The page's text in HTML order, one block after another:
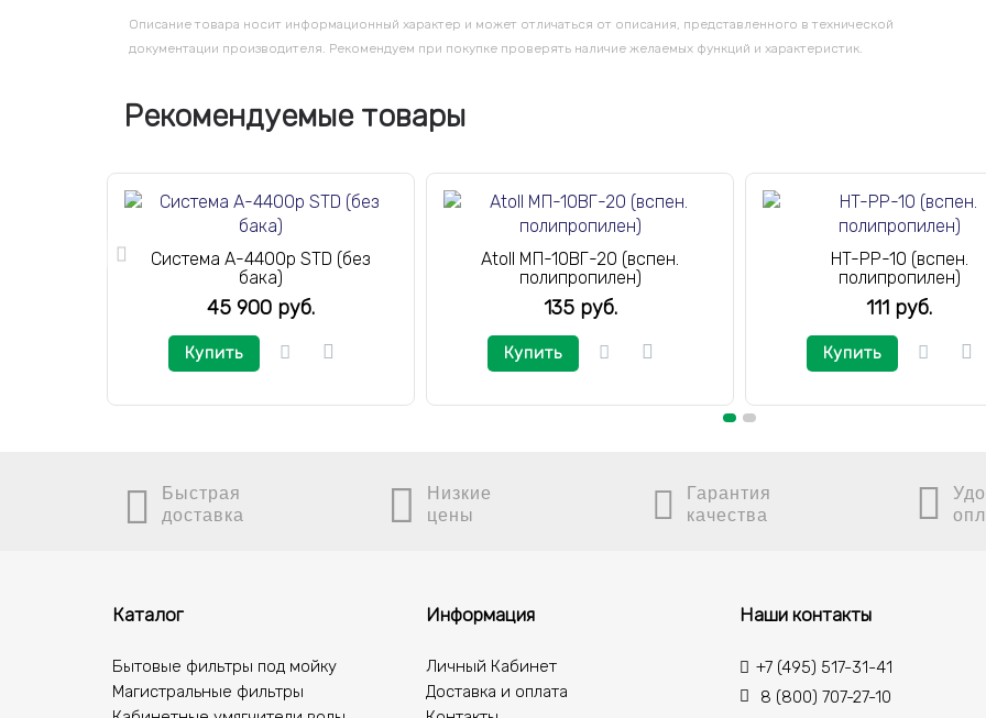
Описание товара носит информационный характер и может отличаться от описания, представленного в технической
документации производителя. Рекомендуем при покупке проверять наличие желаемых функций и характеристик.
Рекомендуемые товары
Система A-4400p STD (без
бака)
45 900 руб.
Купить
Atoll МП-10ВГ-20 (вспен.
полипропилен)
135 руб.
Купить
HT-PP-10 (вспен.
полипропилен)
111 руб.
Купить
Быстрая
доставка
Низкие
цены
Гарантия
качества
Каталог
Бытовые фильтры под мойку
Магистральные фильтры
Информация
Личный Кабинет
Доставка и оплата
Наши контакты
+7 (495) 517-31-41
8 (800) 707-27-10